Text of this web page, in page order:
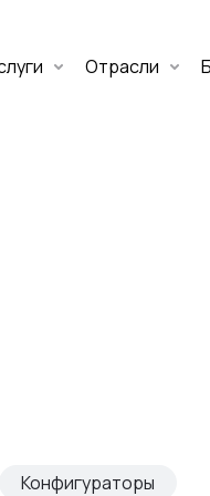
Отрасли
Конфигураторы